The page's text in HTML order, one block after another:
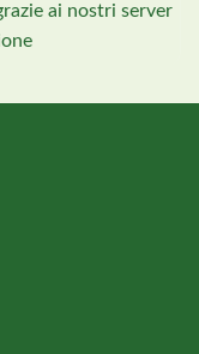
ai nostri server